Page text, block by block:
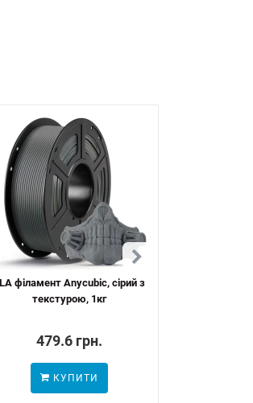
філамент Anycubic, сірий з
текстурою, 1кг
479.6 грн.
КУПИТИ